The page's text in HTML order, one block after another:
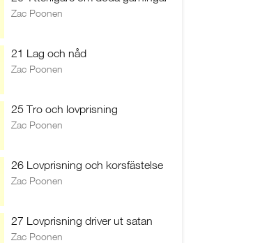
Zac Poonen
21 Lag och nåd
Zac Poonen
25 Tro och lovprisning
Zac Poonen
26 Lovprisning och korsfästelse
Zac Poonen
27 Lovprisning driver ut satan
Zac Poonen